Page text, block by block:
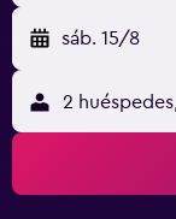
sáb. 15/8
2